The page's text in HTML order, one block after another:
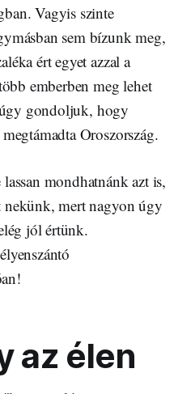
Vagyis szinte
sem bízunk meg,
ért egyet azzal a
emberben meg lehet
gondoljuk, hogy
Oroszország.
mondhatnánk azt is,
mert nagyon úgy
jól értünk.
az élen